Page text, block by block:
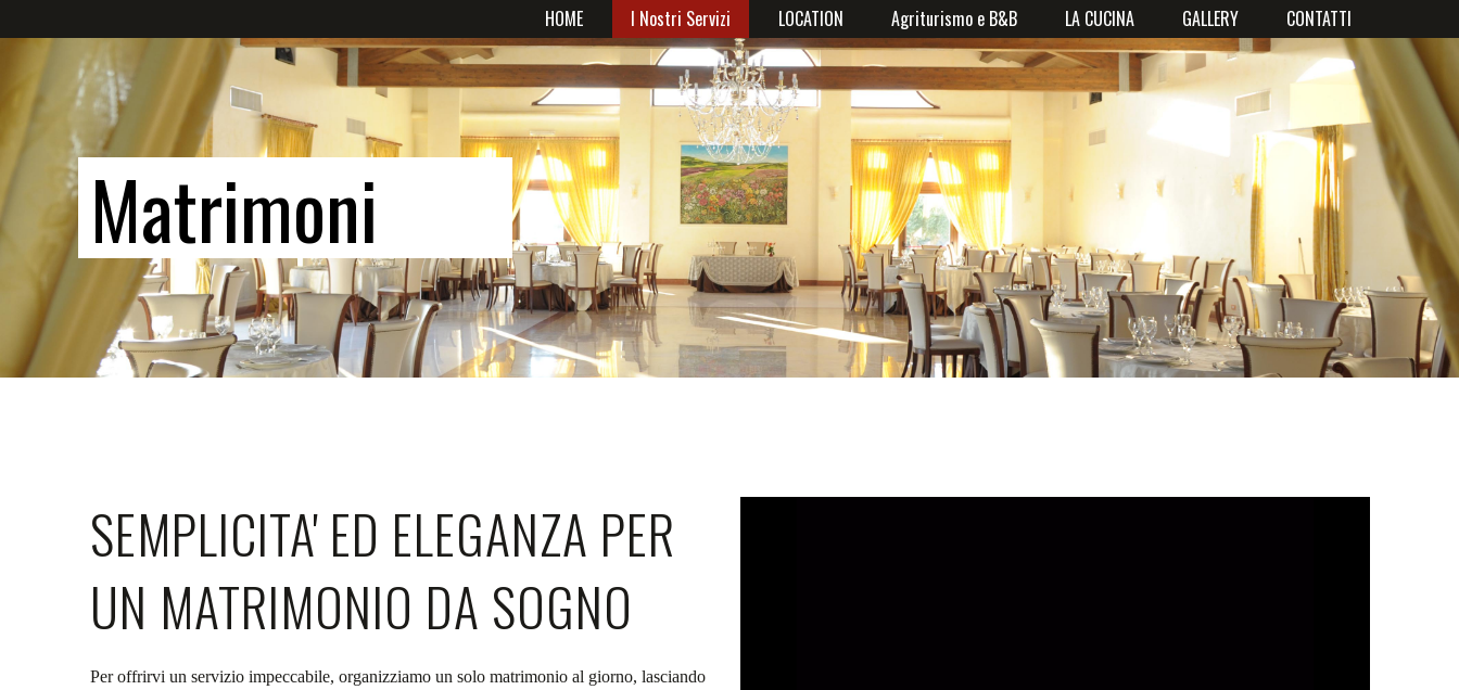
HOME I Nostri Servizi LOCATION Agriturismo e B&B LA CUCINA GALLERY CONTATTI
Matrimoni
SEMPLICITA' ED ELEGANZA PER
UN MATRIMONIO DA SOGNO
Per offrirvi un servizio impeccabile, organizziamo un solo matrimonio al giorno, lasciando